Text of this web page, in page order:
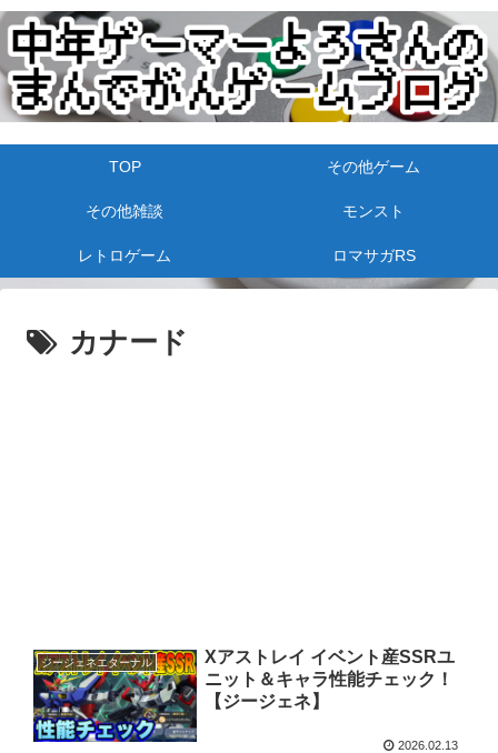
TOP その他ゲーム
その他雑談 モンスト
レトロゲーム ロマサガRS
カナード
ジージェネエターナル
Xアストレイ イベント産SSRユ
ニット＆キャラ性能チェック！
【ジージェネ】
2026.02.13